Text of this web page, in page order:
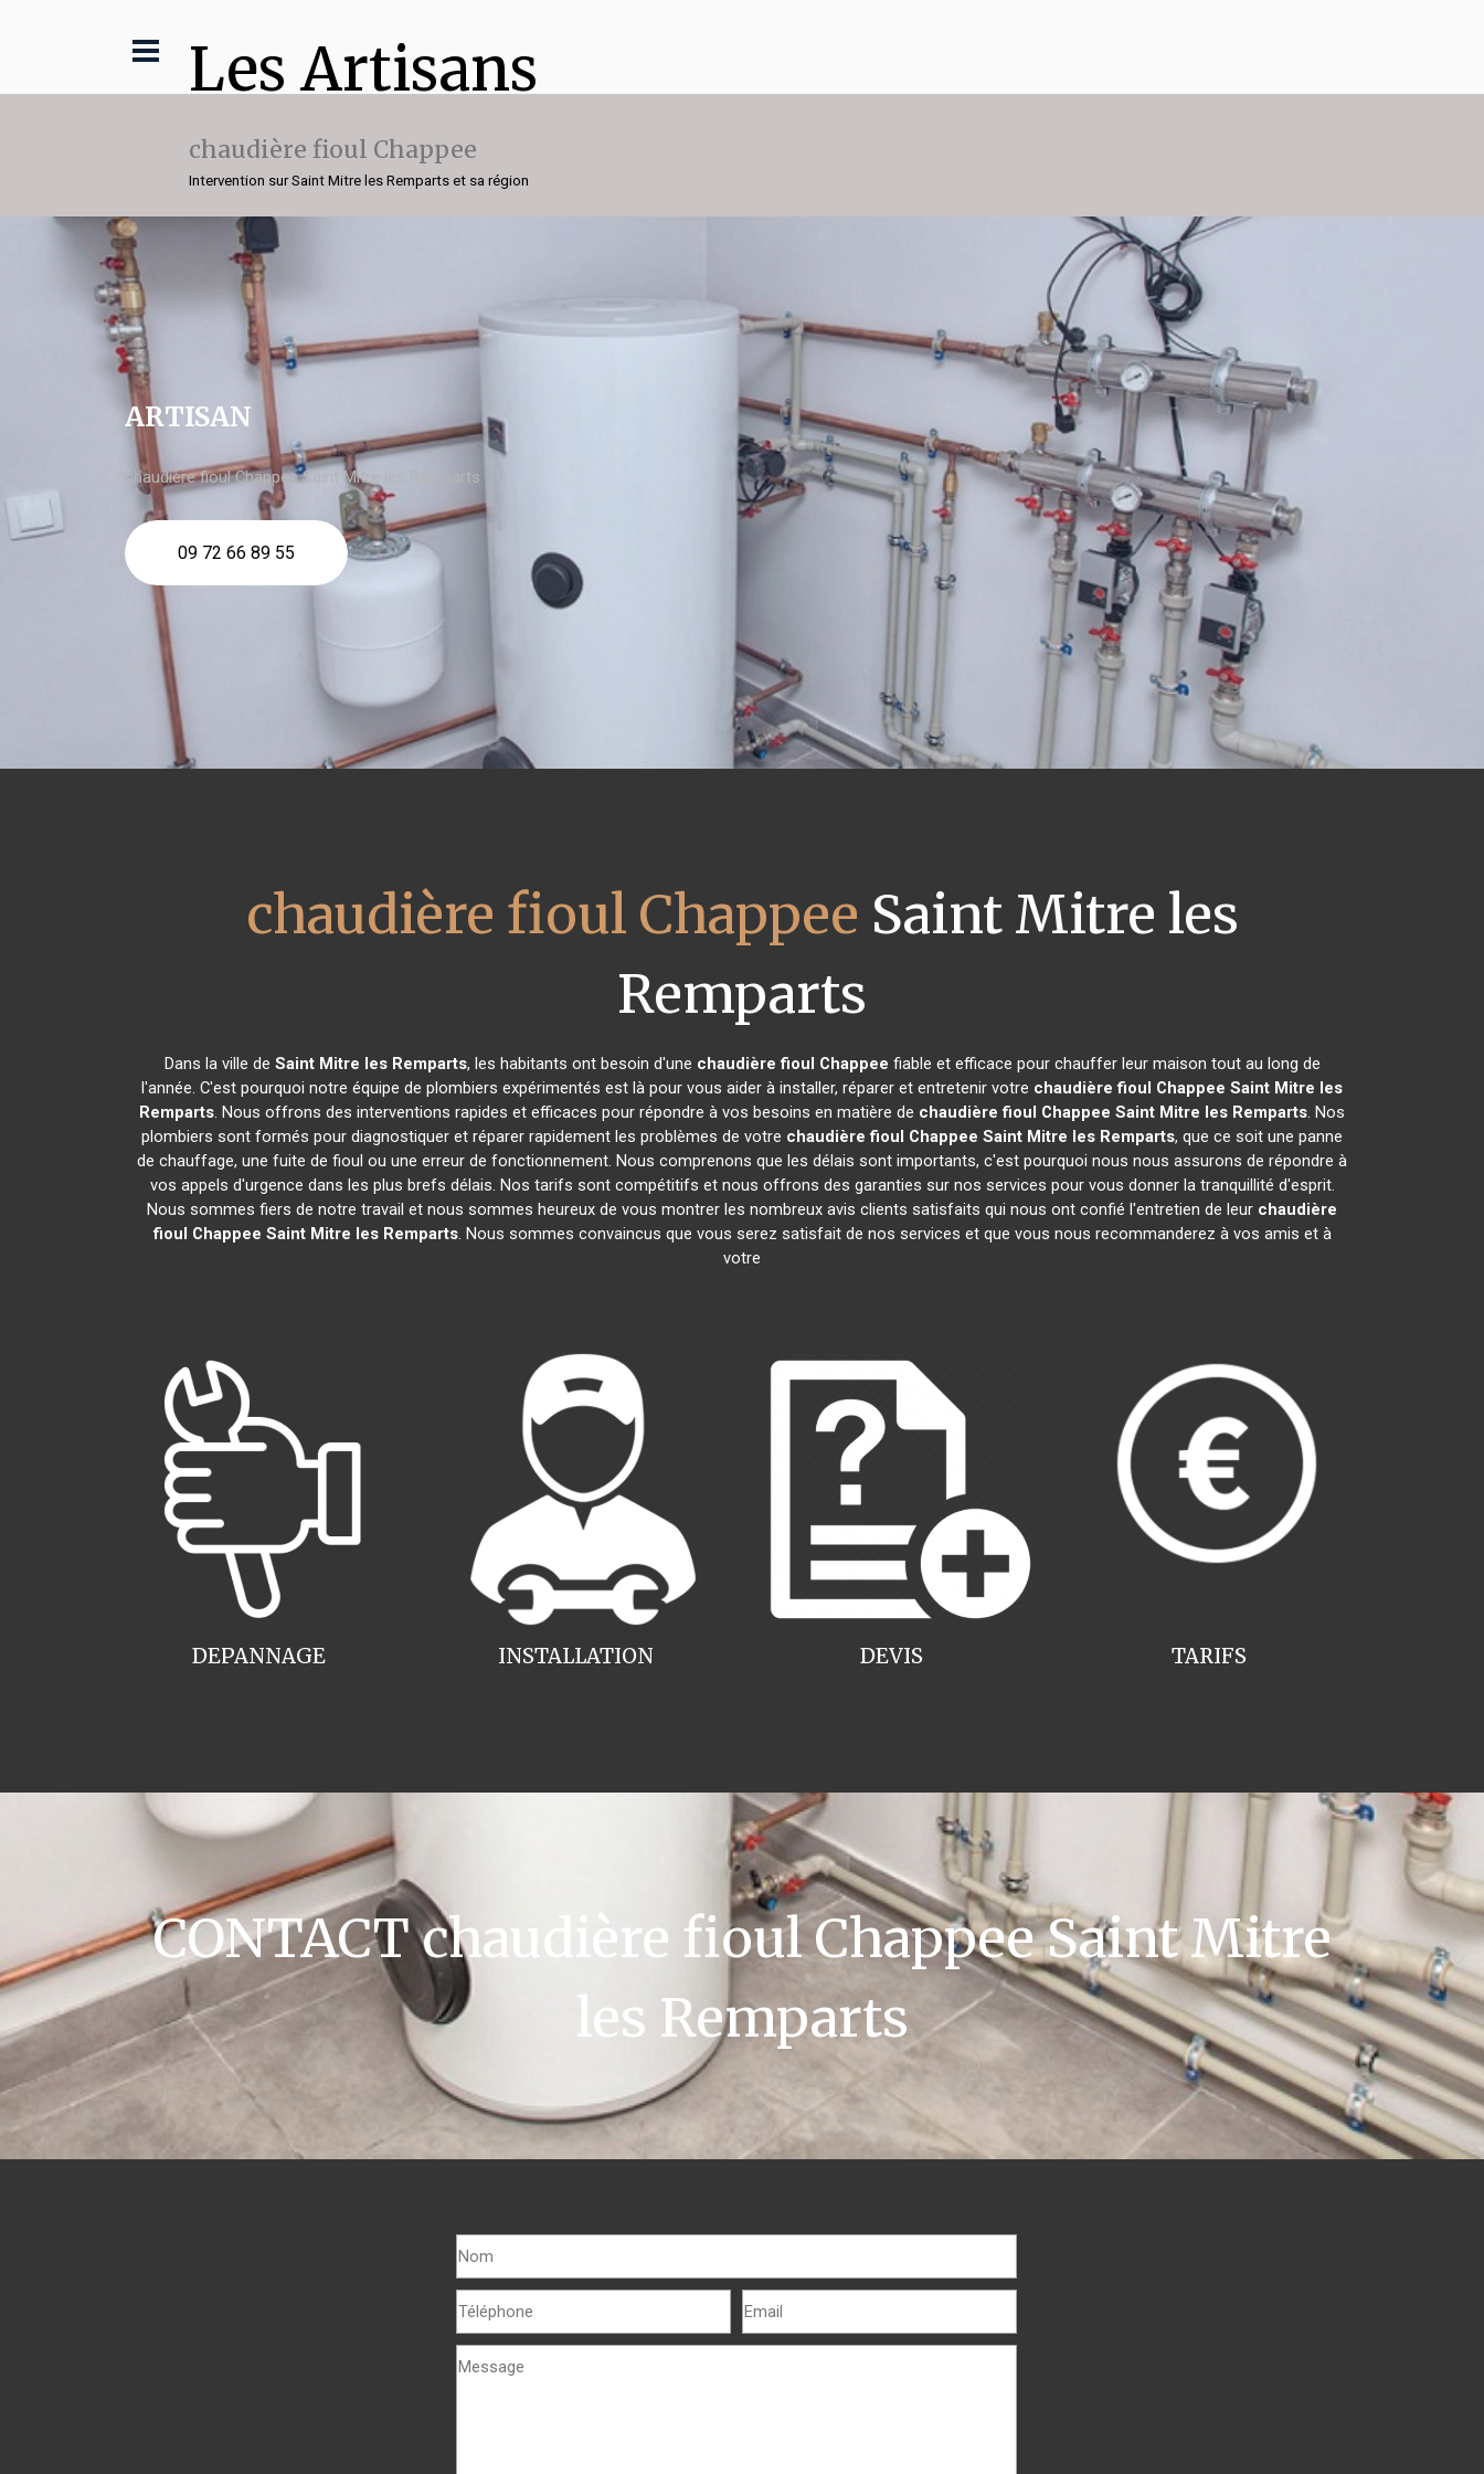
Les Artisans
chaudière fioul Chappee
Intervention sur Saint Mitre les Remparts et sa région
ARTISAN
chaudière fioul Chappee Saint Mitre les Remparts
09 72 66 89 55
chaudière fioul Chappee Saint Mitre les
Remparts
Dans la ville de Saint Mitre les Remparts, les habitants ont besoin d'une chaudière fioul Chappee fiable et efficace pour chauffer leur maison tout au long de
l'année. C'est pourquoi notre équipe de plombiers expérimentés est là pour vous aider à installer, réparer et entretenir votre chaudière fioul Chappee Saint Mitre les
Remparts. Nous offrons des interventions rapides et efficaces pour répondre à vos besoins en matière de chaudière fioul Chappee Saint Mitre les Remparts. Nos
plombiers sont formés pour diagnostiquer et réparer rapidement les problèmes de votre chaudière fioul Chappee Saint Mitre les Remparts, que ce soit une panne
de chauffage, une fuite de fioul ou une erreur de fonctionnement. Nous comprenons que les délais sont importants, c'est pourquoi nous nous assurons de répondre à
vos appels d'urgence dans les plus brefs délais. Nos tarifs sont compétitifs et nous offrons des garanties sur nos services pour vous donner la tranquillité d'esprit.
Nous sommes fiers de notre travail et nous sommes heureux de vous montrer les nombreux avis clients satisfaits qui nous ont confié l'entretien de leur chaudière
fioul Chappee Saint Mitre les Remparts. Nous sommes convaincus que vous serez satisfait de nos services et que vous nous recommanderez à vos amis et à
votre
INSTALLATION
DEPANNAGE TARIFS
DEVIS
CONTACT chaudière fioul Chappee Saint Mitre
les Remparts